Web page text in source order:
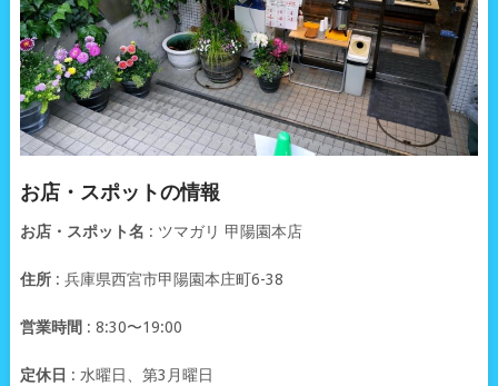
お店・スポットの情報
お店・スポット名 : ツマガリ 甲陽園本店
住所: 兵庫県西宮市甲陽園本庄町6-38
営業時間 : 8:30〜19:00
定休日 : 水曜日、第3月曜日